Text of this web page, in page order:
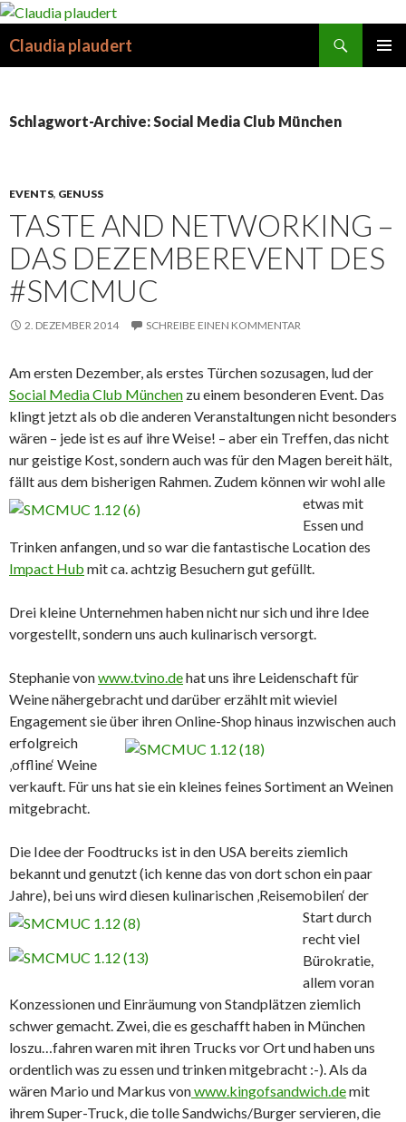
Claudia plaudert
Schlagwort-Archive: Social Media Club München
EVENTS, GENUSS
TASTE AND NETWORKING –
DAS DEZEMBEREVENT DES
#SMCMUC
2. DEZEMBER 2014 SCHREIBE EINEN KOMMENTAR
Am ersten Dezember, als erstes Türchen sozusagen, lud der
Social Media Club München zu einem besonderen Event. Das
klingt jetzt als ob die anderen Veranstaltungen nicht besonders
wären – jede ist es auf ihre Weise! – aber ein Treffen, das nicht
nur geistige Kost, sondern auch was für den Magen bereit hält,
fällt aus dem bisherigen Rahmen. Zudem können wir wohl alle
etwas mit
Essen und
Trinken anfangen, und so war die fantastische Location des
Impact Hub mit ca. achtzig Besuchern gut gefüllt.
Drei kleine Unternehmen haben nicht nur sich und ihre Idee
vorgestellt, sondern uns auch kulinarisch versorgt.
Stephanie vonwww.tvino.dehat uns ihre Leidenschaft für
Weine nähergebracht und darüber erzählt mit wieviel
Engagement sie über ihren Online-Shop hinaus inzwischen auch
erfolgreich
‚offline‘ Weine
verkauft. Für uns hat sie ein kleines feines Sortiment an Weinen
mitgebracht.
Die Idee der Foodtrucks ist in den USA bereits ziemlich
bekannt und genutzt (ich kenne das von dort schon ein paar
Jahre), bei uns wird diesen kulinarischen ‚Reisemobilen‘ der
Start durch
recht viel
Bürokratie,
allem voran
Konzessionen und Einräumung von Standplätzen ziemlich
schwer gemacht. Zwei, die es geschafft haben in München
loszu…fahren waren mit ihren Trucks vor Ort und haben uns
ordentlich was zu essen und trinken mitgebracht :-). Als da
wären Mario und Markus vonwww.kingofsandwich.demit
ihrem Super-Truck, die tolle Sandwichs/Burger servieren, die